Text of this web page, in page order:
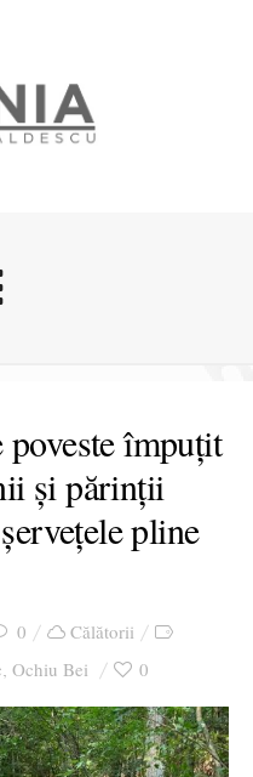
afective
Dunia
povestite
împuțit
și părinții
pline
0
Călătorii
, Ochiu Bei 0